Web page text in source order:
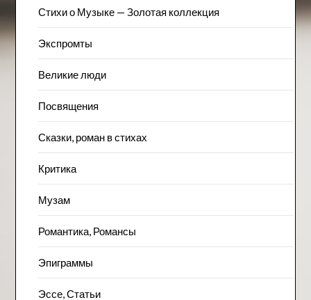
Стихи о Музыке — Золотая коллекция
Экспромты
Великие люди
Посвящения
Сказки, роман в стихах
Критика
Музам
Романтика, Романсы
Эпиграммы
Эссе, Статьи